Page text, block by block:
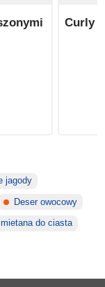
Curly
jagody
Deser owocowy
do ciasta